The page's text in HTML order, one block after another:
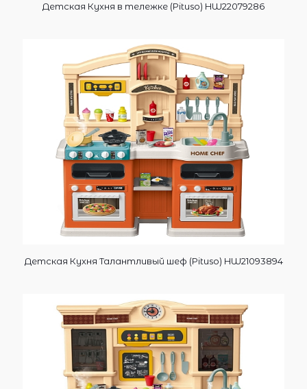
Детская Кухня в тележке (Pituso) HW22079286
Детская Кухня Талантливый шеф (Pituso) HW21093894